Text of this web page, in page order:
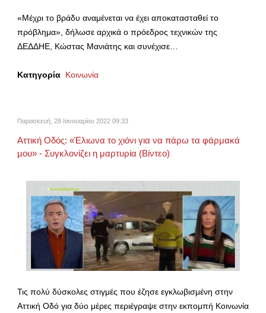
«Μέχρι το βράδυ αναμένεται να έχει αποκατασταθεί το
πρόβλημα», δήλωσε αρχικά ο πρόεδρος τεχνικών της
ΔΕΔΔΗΕ, Κώστας Μανιάτης και συνέχισε…
Κατηγορία Κοινωνία
Παρασκευή, 28 Ιανουαρίου 2022 09:33
Αττική Οδός: «Έλιωνα το χιόνι για να πάρω τα φάρμακά
μου» - Συγκλονίζει η μαρτυρία (Βίντεο)
Τις πολύ δύσκολες στιγμές που έζησε εγκλωβισμένη στην
Αττική Οδό για δύο μέρες περιέγραψε στην εκπομπή Κοινωνία